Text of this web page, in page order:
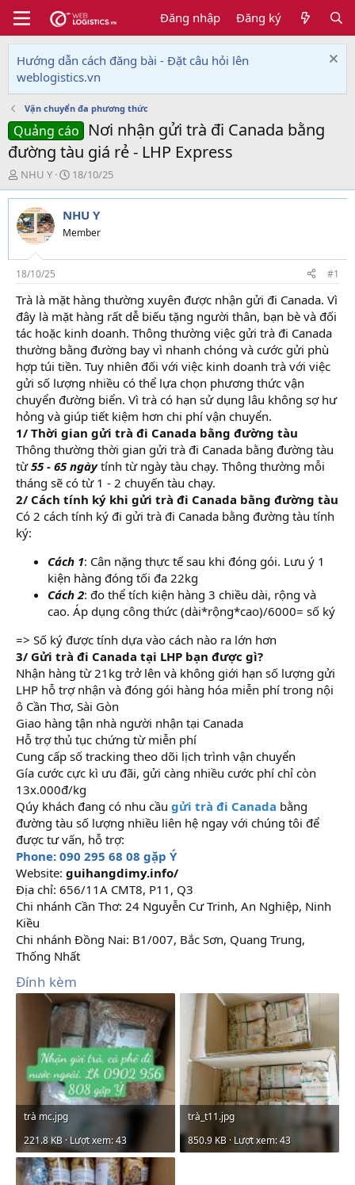
Đăng nhập Đăng ký
Hướng dẫn cách đăng bài - Đặt câu hỏi lên
weblogistics.vn
Vận chuyển đa phương thức
Quảng cáo
Nơi nhận gửi trà đi Canada bằng
đường tàu giá rẻ - LHP Express
T
h
r
e
a
d
s
t
a
r
t
e
r
NHU Y
N
g
à
y
g
i
18/10/25
NHU Y
Member
18/10/25 #1
Trà là mặt hàng thường xuyên được nhận gửi đi Canada. Vì
đây là mặt hàng rất dễ biếu tặng người thân, bạn bè và đối
tác hoặc kinh doanh. Thông thường việc gửi trà đi Canada
thường bằng đường bay vì nhanh chóng và cước gửi phù
hợp túi tiền. Tuy nhiên đối với việc kinh doanh trà với việc
gửi số lượng nhiều có thể lựa chọn phương thức vận
chuyển đường biển. Vì trà có hạn sử dụng lâu không sợ hư
hỏng và giúp tiết kiệm hơn chi phí vận chuyển.
1/ Thời gian gửi trà đi Canada bằng đường tàu
Thông thường thời gian gửi trà đi Canada bằng đường tàu
từ55 - 65 ngàytính từ ngày tàu chạy. Thông thường mỗi
tháng sẽ có từ 1 - 2 chuyến tàu chạy.
2/ Cách tính ký khi gửi trà đi Canada bằng đường tàu
Có 2 cách tính ký đi gửi trà đi Canada bằng đường tàu tính
ký:
Cách 1: Cân nặng thực tế sau khi đóng gói. Lưu ý 1
kiện hàng đóng tối đa 22kg
Cách 2: đo thể tích kiện hàng 3 chiều dài, rộng và
cao. Áp dụng công thức (dài*rộng*cao)/6000= số ký
=> Số ký được tính dựa vào cách nào ra lớn hơn
3/ Gửi trà đi Canada tại LHP bạn được gì?
Nhận hàng từ 21kg trở lên và không giới hạn số lượng gửi
LHP hỗ trợ nhận và đóng gói hàng hóa miễn phí trong nội
ô Cần Thơ, Sài Gòn
Giao hàng tận nhà người nhận tại Canada
Hỗ trợ thủ tục chứng từ miễn phí
Cung cấp số tracking theo dõi lịch trình vận chuyển
Gía cước cực kì ưu đãi, gửi càng nhiều cước phí chỉ còn
13x.000đ/kg
Qúy khách đang có nhu cầu gửi trà đi Canada bằng
đường tàu số lượng nhiều liên hệ ngay với chúng tôi để
được tư vấn, hỗ trợ:
Phone: 090 295 68 08 gặp Ý
Website: guihangdimy.info/
Địa chỉ: 656/11A CMT8, P11, Q3
Chi nhánh Cần Thơ: 24 Nguyễn Cư Trinh, An Nghiệp, Ninh
Kiều
Chi nhánh Đồng Nai: B1/007, Bắc Sơn, Quang Trung,
Thống Nhất
Đính kèm
trà mc.jpg
221.8 KB · Lượt xem: 43
trà_t11.jpg
850.9 KB · Lượt xem: 43